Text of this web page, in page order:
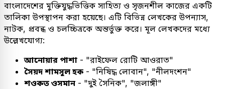
বাংলাদেশের মুক্তিযুদ্ধভিত্তিক সাহিত্য ও সৃজনশীল কাজের একটি
তালিকা উপস্থাপন করা হয়েছে। এটি বিভিন্ন লেখকের উপন্যাস,
নাটক, প্রবন্ধ ও চলচ্চিত্রকে অন্তর্ভুক্ত করে। মূল লেখকদের মধ্যে
উল্লেখযোগ্য:
আনোয়ার পাশা - "রাইফেল রোটি আওরাত"
সৈয়দ শামসুল হক - "নিষিদ্ধ লোবান", "নীলদংশন"
শওকত ওসমান - "দুই সৈনিক", "জলাঙ্গী"